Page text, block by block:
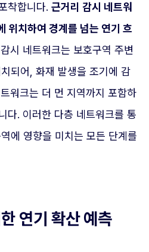
착합니다. 근거리 감시 네트워
위치하여 경계를 넘는 연기 흐
시 네트워크는 보호구역 주변
되어, 화재 발생을 조기에 감
워크는 더 먼 지역까지 포함하
다. 이러한 다층 네트워크를 통
에 영향을 미치는 모든 단계를
연기 확산 예측